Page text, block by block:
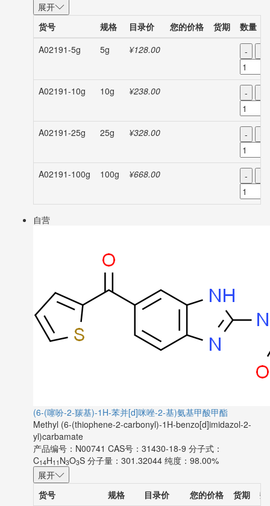
展开
货号
规格 目录价 您的价格 货期
数量
A02191-5g
5g ¥128.00 -
A02191-10g 10g ¥238.00 -
A02191-25g 25g ¥328.00 -
A02191-100g 100g ¥668.00 -
自营
(6-(噻吩-2-羰基)-1H-苯并[d]咪唑-2-基)氨基甲酸甲酯
Methyl (6-(thiophene-2-carbonyl)-1H-benzo[d]imidazol-2-
yl)carbamate
产品编号：N00741 CAS号：31430-18-9 分子式：
C14H11 N3O3S 分子量：301.32044 纯度：98.00%
展开
货号
规格 目录价 您的价格 货期